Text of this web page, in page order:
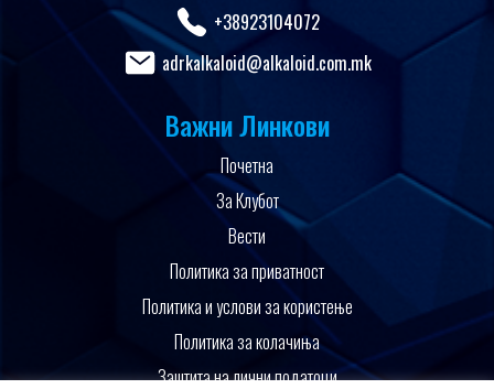
+38923104072
adrkalkaloid@alkaloid.com.mk
Важни Линкови
Почетна
За Клубот
Вести
Политика за приватност
Политика и услови за користење
Политика за колачиња
Заштита на лични податоци